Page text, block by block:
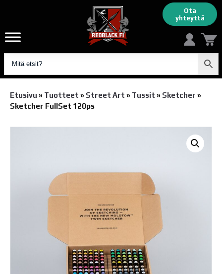
Ota
yhteyttä
Etusivu » Tuotteet » Street Art » Tussit » Sketcher »
Sketcher FullSet 120ps